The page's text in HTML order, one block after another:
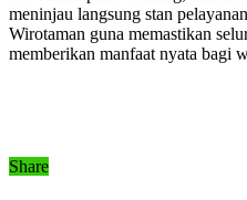
meninjau langsung stan
Wirotaman guna memastikan
memberikan manfaat nyata bagi
Share